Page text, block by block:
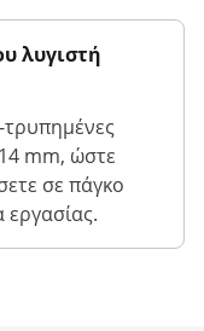
λυγιστή
mm, ώστε
σε πάγκο
εργασίας.